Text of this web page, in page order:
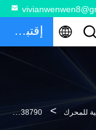
إقتباس
للمحرك > 4D102 HX25W 4038790 محرك ديزل شاحن توربيني هندسة ميكانيكية